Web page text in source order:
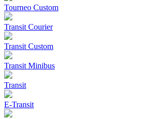
Tourneo Custom
Transit Courier
Transit Custom
Transit Minibus
Transit
E-Transit